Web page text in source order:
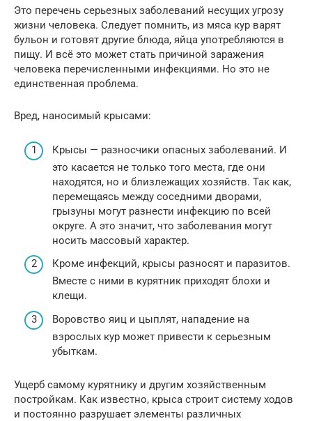
Это перечень серьезных заболеваний несущих угрозу
жизни человека. Следует помнить, из мяса кур варят
бульон и готовят другие блюда, яйца употребляются в
пищу. И всё это может стать причиной заражения
человека перечисленными инфекциями. Но это не
единственная проблема.
Вред, наносимый крысами:
Крысы — разносчики опасных заболеваний. И
это касается не только того места, где они
находятся, но и близлежащих хозяйств. Так как,
перемещаясь между соседними дворами,
грызуны могут разнести инфекцию по всей
округе. А это значит, что заболевания могут
носить массовый характер.
Кроме инфекций, крысы разносят и паразитов.
Вместе с ними в курятник приходят блохи и
клещи.
Воровство яиц и цыплят, нападение на
взрослых кур может привести к серьезным
убыткам.
Ущерб самому курятнику и другим хозяйственным
постройкам. Как известно, крыса строит систему ходов
и постоянно разрушает элементы различных